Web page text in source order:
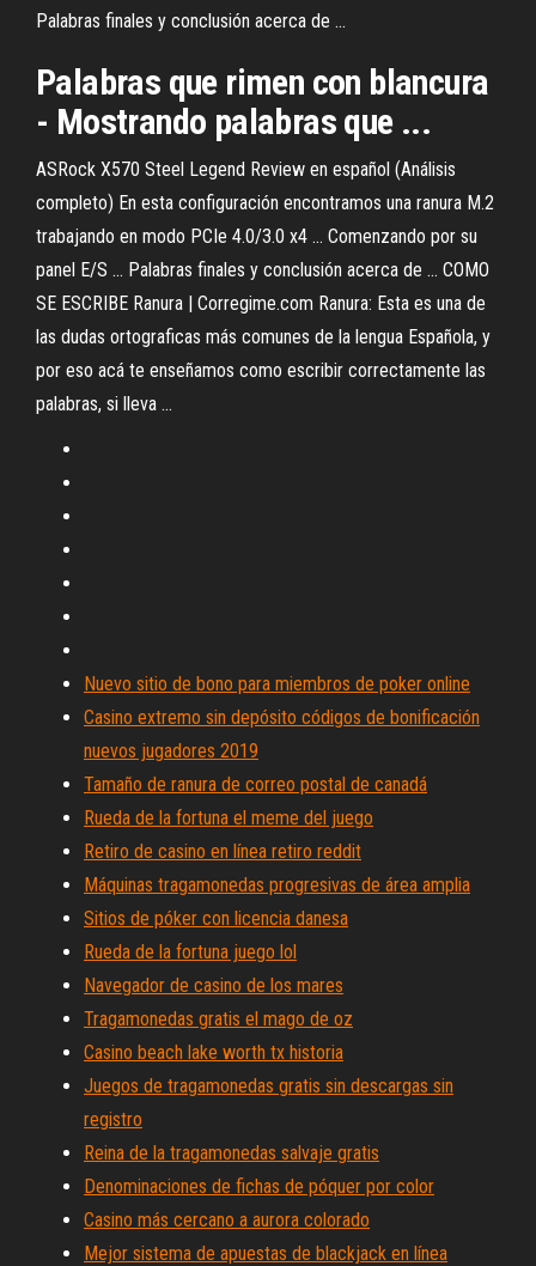
Palabras finales y conclusión acerca de ...
Palabras que rimen con blancura
- Mostrando palabras que ...
ASRock X570 Steel Legend Review en español (Análisis
completo) En esta configuración encontramos una ranura M.2
trabajando en modo PCIe 4.0/3.0 x4 ... Comenzando por su
panel E/S ... Palabras finales y conclusión acerca de ... COMO
SE ESCRIBE Ranura | Corregime.com Ranura: Esta es una de
las dudas ortograficas más comunes de la lengua Española, y
por eso acá te enseñamos como escribir correctamente las
palabras, si lleva ...
Nuevo sitio de bono para miembros de poker online
Casino extremo sin depósito códigos de bonificación
nuevos jugadores 2019
Tamaño de ranura de correo postal de canadá
Rueda de la fortuna el meme del juego
Retiro de casino en línea retiro reddit
Máquinas tragamonedas progresivas de área amplia
Sitios de póker con licencia danesa
Rueda de la fortuna juego lol
Navegador de casino de los mares
Tragamonedas gratis el mago de oz
Casino beach lake worth tx historia
Juegos de tragamonedas gratis sin descargas sin
registro
Reina de la tragamonedas salvaje gratis
Denominaciones de fichas de póquer por color
Casino más cercano a aurora colorado
Mejor sistema de apuestas de blackjack en línea